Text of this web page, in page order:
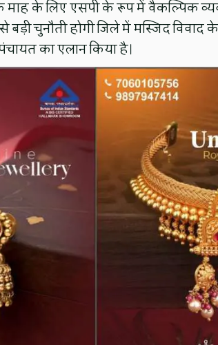
के लिए एसपी के रूप में वैकल्पिक
चुनौती होगी जिले में मस्जिद विवाद
का एलान किया है।